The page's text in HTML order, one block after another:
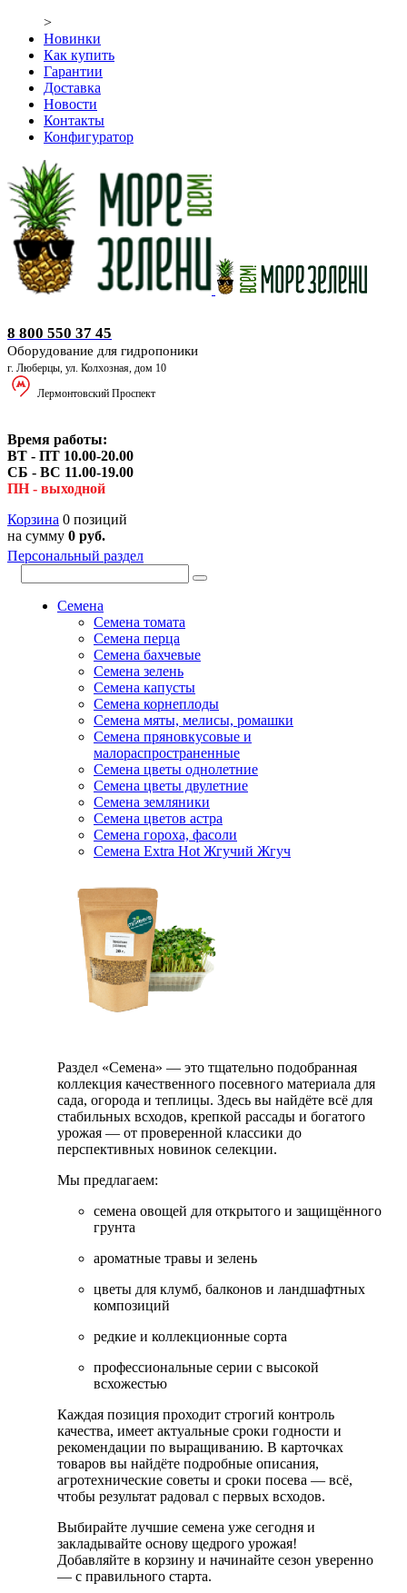
>
Новинки
Как купить
Гарантии
Доставка
Новости
Контакты
Конфигуратор
8 800 550 37 45
Оборудование для гидропоники
г. Люберцы, ул. Колхозная, дом 10
Лермонтовский Проспект
Время работы:
ВТ - ПТ 10.00-20.00
СБ - ВС 11.00-19.00
ПН - выходной
Корзина 0 позиций
на сумму 0 руб.
Персональный раздел
Семена
Семена томата
Семена перца
Семена бахчевые
Семена зелень
Семена капусты
Семена корнеплоды
Семена мяты, мелисы, ромашки
Семена пряновкусовые и
малораспространенные
Семена цветы однолетние
Семена цветы двулетние
Семена земляники
Семена цветов астра
Семена гороха, фасоли
Семена Extra Hot Жгучий Жгуч
Раздел «Семена» — это тщательно подобранная
коллекция качественного посевного материала для
сада, огорода и теплицы. Здесь вы найдёте всё для
стабильных всходов, крепкой рассады и богатого
урожая — от проверенной классики до
перспективных новинок селекции.
Мы предлагаем:
семена овощей для открытого и защищённого
грунта
ароматные травы и зелень
цветы для клумб, балконов и ландшафтных
композиций
редкие и коллекционные сорта
профессиональные серии с высокой
всхожестью
Каждая позиция проходит строгий контроль
качества, имеет актуальные сроки годности и
рекомендации по выращиванию. В карточках
товаров вы найдёте подробные описания,
агротехнические советы и сроки посева — всё,
чтобы результат радовал с первых всходов.
Выбирайте лучшие семена уже сегодня и
закладывайте основу щедрого урожая!
Добавляйте в корзину и начинайте сезон уверенно
— с правильного старта.